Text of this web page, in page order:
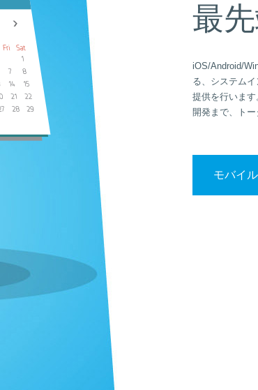
最
iOS/Android/
る、システム
提供を行いま
開発まで、ト
モバイ